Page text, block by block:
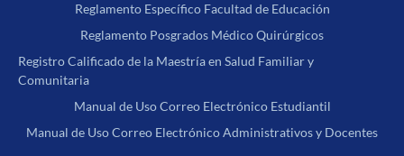
Reglamento Específico Facultad de Educación
Reglamento Posgrados Médico Quirúrgicos
Registro Calificado de la Maestría en Salud Familiar y
Comunitaria
Manual de Uso Correo Electrónico Estudiantil
Manual de Uso Correo Electrónico Administrativos y Docentes